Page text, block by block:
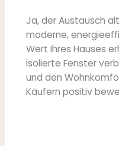
Ja, der Austausch
moderne,
Wert Ihres Hauses
isolierte Fenster
und den
Käufern positiv